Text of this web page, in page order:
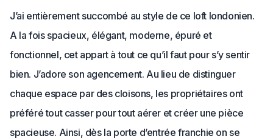
J’ai entièrement succombé au style de ce loft londonien.
A la fois spacieux, élégant, moderne, épuré et
fonctionnel, cet appart à tout ce qu’il faut pour s’y sentir
bien. J’adore son agencement. Au lieu de distinguer
chaque espace par des cloisons, les propriétaires ont
préféré tout casser pour tout aérer et créer une pièce
spacieuse. Ainsi, dès la porte d’entrée franchie on se